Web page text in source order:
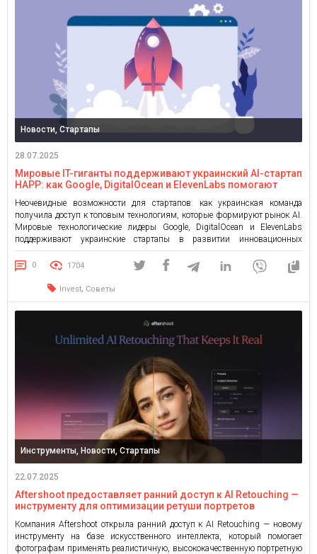
Новости, Стартапы
28.07.2025
Мировые IT-гиганты поддерживают украинский AI-стартап
HAPP: как Google, DigitalOcean и ElevenLabs помогают
Неочевидные возможности для стартапов: как украинская команда
получила доступ к топовым технологиям, которые формируют рынок AI.
Мировые технологические лидеры Google, DigitalOcean и ElevenLabs
поддерживают украинские стартапы в развитии инновационных
проектов. Команда HAPP стала одним из примеров того, как благодаря
грантовым программам от глобальных компаний молодые украинские
проекты получают доступ к инфраструктуре, используемой ведущими
компаниями мира. […]
0 1704
Invest, Советы
Инструменты, Новости, Стартапы
22.07.2025
Aftershoot предоставляет ранний доступ к AI Retouching —
инструменту для оптимизации ретуши портретов
Компания Aftershoot открыла ранний доступ к AI Retouching — новому
инструменту на базе искусственного интеллекта, который помогает
фотографам применять реалистичную, высококачественную портретную